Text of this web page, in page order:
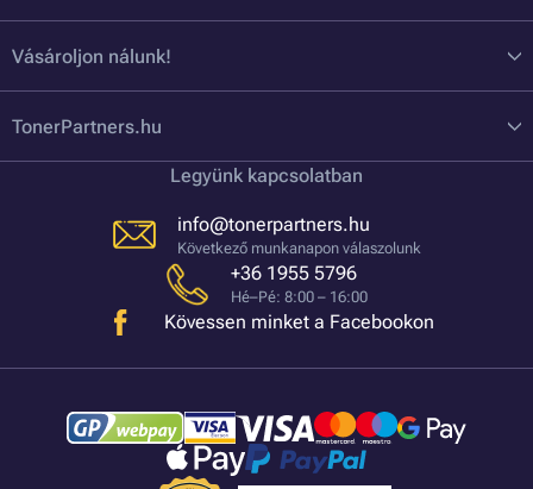
Vásároljon nálunk!
TonerPartners.hu
Legyünk kapcsolatban
info@tonerpartners.hu
Következő munkanapon válaszolunk
+36 1955 5796
Hé–Pé: 8:00 – 16:00
Kövessen minket a Facebookon